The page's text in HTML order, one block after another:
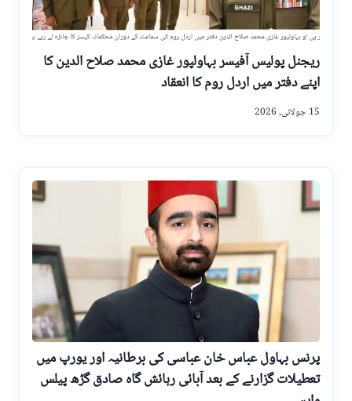
ریجنل پولیس آفیسر بہاولپور غازی محمد صلاح الدین کا
اپنے دفتر میں اردل روم کا انعقاد
15 جولائی, 2026
پرنس بہاول عباس خان عباسی کی برطانیہ اور یورپ میں
تعطیلات گزارنے کے بعد آبائی رہائش گاہ صادق گڑھ پیلس